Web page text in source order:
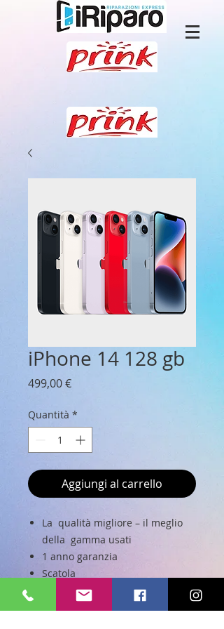
iPhone 14 128 gb
499,00 €Prezzo
Quantità *
Aggiungi al carrello
La qualità migliore – il meglio
della gamma usati
1 anno garanzia
Scatola
Cavo USB (esclusi dalla garanzia)